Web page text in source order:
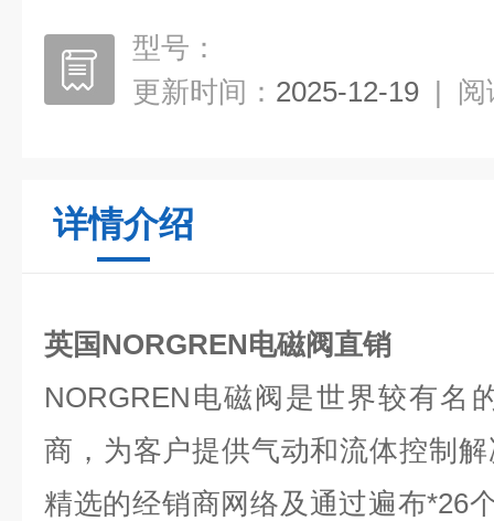
型号：
更新时间： 2025-12-19 | 阅
详情介绍
英国NORGREN电磁阀直销
NORGREN电磁阀是世界较有名
商，为客户提供气动和流体控制
精选的经销商网络及通过遍布*26